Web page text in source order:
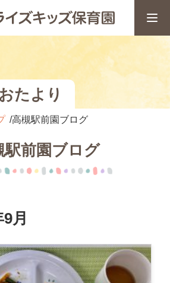
たより
高槻駅前園ブログ
駅前園ブログ
月